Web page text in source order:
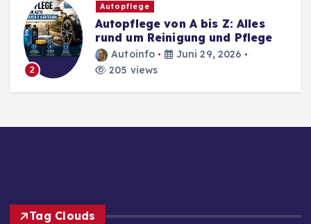
2
Autopflege
Autopflege von A bis Z: Alles
rund um Reinigung und Pflege
Autoinfo
Juni 29, 2026
205 views
Tag Clouds